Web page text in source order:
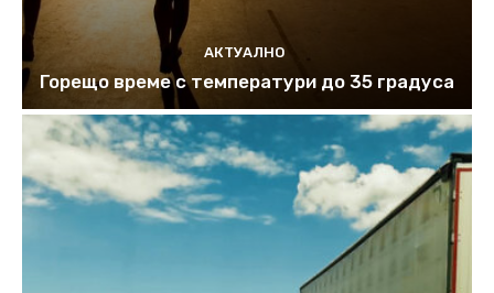
АКТУАЛНО
Горещо време с температури до 35 градуса